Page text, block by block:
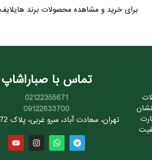
برای خرید و مشاهده محصولات برند
تماس با صباراشاپ
02122355671
09122633700
تهران، سعادت آباد، سرو غربی، پلاک 72، واحد 4